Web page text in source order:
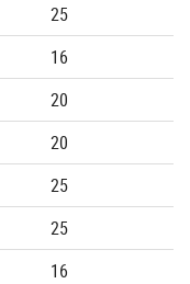
25
16
20
20
25
25
16